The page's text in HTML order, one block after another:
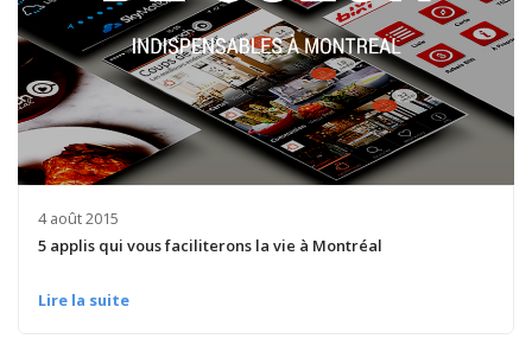
4 août 2015
5 applis qui vous faciliterons la vie à Montréal
Lire la suite